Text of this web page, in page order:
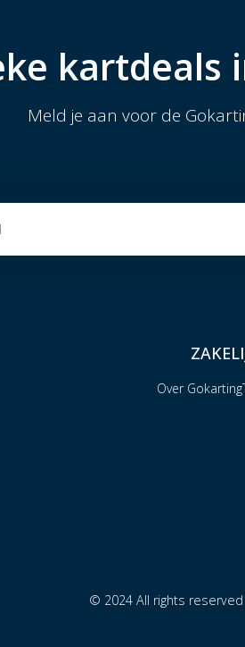
kartdeals
Meld je aan voor de
Over
© 2024 All rights